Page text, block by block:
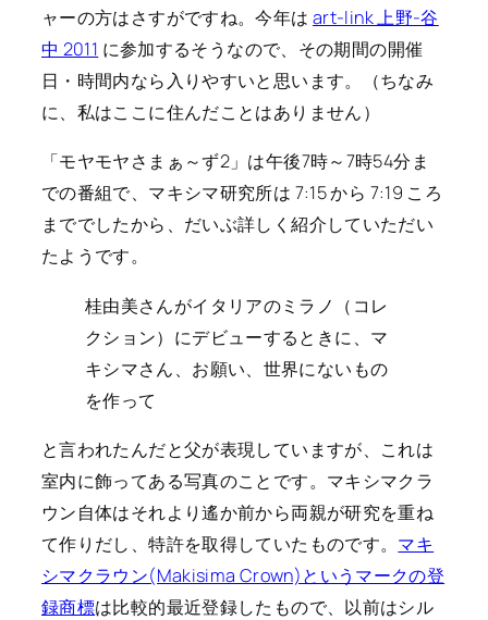
ャーの方はさすがですね。今年は art-link 上野-谷
中 2011 に参加するそうなので、その期間の開催
日・時間内なら入りやすいと思います。（ちなみ
に、私はここに住んだことはありません）
「モヤモヤさまぁ～ず2」は午後7時～7時54分ま
での番組で、マキシマ研究所は 7:15 から 7:19 ころ
まででしたから、だいぶ詳しく紹介していただい
たようです。
桂由美さんがイタリアのミラノ（コレ
クション）にデビューするときに、マ
キシマさん、お願い、世界にないもの
を作って
と言われたんだと父が表現していますが、これは
室内に飾ってある写真のことです。マキシマクラ
ウン自体はそれより遙か前から両親が研究を重ね
て作りだし、特許を取得していたものです。 マキ
シマクラウン(Makisima Crown)というマークの登
録商標は比較的最近登録したもので、以前はシル